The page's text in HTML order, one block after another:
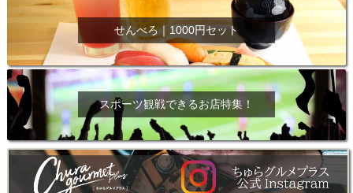
せんべろ｜1000円セット
スポーツ観戦できるお店特集！